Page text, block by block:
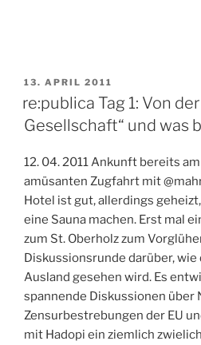
VERÖFFENTLICHT
13. APRIL 2011
re:publica Tag 1: Von
Gesellschaft“ und was
12. 04. 2011 Ankunft bereits
amüsanten Zugfahrt mit
Hotel ist gut, allerdings
eine Sauna machen. Erst mal
zum St. Oberholz zum
Diskussionsrunde darüber,
Ausland gesehen wird. Es
spannende Diskussionen über
Zensurbestrebungen der EU
mit Hadopi ein ziemlich